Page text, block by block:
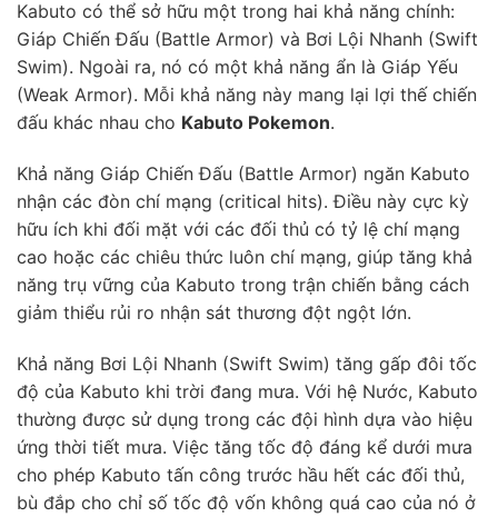
Kabuto có thể sở hữu một trong hai khả năng chính:
Giáp Chiến Đấu (Battle Armor) và Bơi Lội Nhanh (Swift
Swim). Ngoài ra, nó có một khả năng ẩn là Giáp Yếu
(Weak Armor). Mỗi khả năng này mang lại lợi thế chiến
đấu khác nhau cho Kabuto Pokemon.
Khả năng Giáp Chiến Đấu (Battle Armor) ngăn Kabuto
nhận các đòn chí mạng (critical hits). Điều này cực kỳ
hữu ích khi đối mặt với các đối thủ có tỷ lệ chí mạng
cao hoặc các chiêu thức luôn chí mạng, giúp tăng khả
năng trụ vững của Kabuto trong trận chiến bằng cách
giảm thiểu rủi ro nhận sát thương đột ngột lớn.
Khả năng Bơi Lội Nhanh (Swift Swim) tăng gấp đôi tốc
độ của Kabuto khi trời đang mưa. Với hệ Nước, Kabuto
thường được sử dụng trong các đội hình dựa vào hiệu
ứng thời tiết mưa. Việc tăng tốc độ đáng kể dưới mưa
cho phép Kabuto tấn công trước hầu hết các đối thủ,
bù đắp cho chỉ số tốc độ vốn không quá cao của nó ở